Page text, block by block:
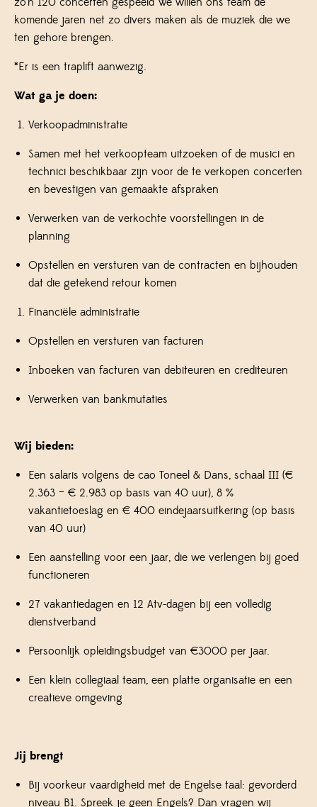
komende jaren net zo divers maken als de muziek die we
ten gehore brengen.
*Er is een traplift aanwezig.
Wat ga je doen:
Verkoopadministratie
Samen met het verkoopteam uitzoeken of de musici en
technici beschikbaar zijn voor de te verkopen concerten
en bevestigen van gemaakte afspraken
Verwerken van de verkochte voorstellingen in de
planning
Opstellen en versturen van de contracten en bijhouden
dat die getekend retour komen
Financiële administratie
Opstellen en versturen van facturen
Inboeken van facturen van debiteuren en crediteuren
Verwerken van bankmutaties
Wij bieden:
Een salaris volgens de cao Toneel & Dans, schaal III (€
2.363 – € 2.983 op basis van 40 uur), 8 %
vakantietoeslag en € 400 eindejaarsuitkering (op basis
van 40 uur)
Een aanstelling voor een jaar, die we verlengen bij goed
functioneren
27 vakantiedagen en 12 Atv-dagen bij een volledig
dienstverband
Persoonlijk opleidingsbudget van €3000 per jaar.
Een klein collegiaal team, een platte organisatie en een
creatieve omgeving
Jij brengt
Bij voorkeur vaardigheid met de Engelse taal: gevorderd
niveau B1. Spreek je geen Engels? Dan vragen wij